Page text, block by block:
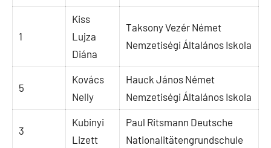
1
Kiss
Lujza
Diána
Taksony Vezér Német
Nemzetiségi Általános Iskola
5
Kovács
Nelly
Hauck János Német
Nemzetiségi Általános Iskola
3
Kubinyi
Lizett
Paul Ritsmann Deutsche
Nationalitätengrundschule